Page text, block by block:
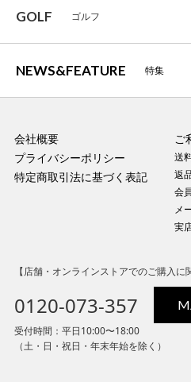
GOLF ゴルフ
NEWS&FEATURE 特集
会社概要
プライバシーポリシー
特定商取引法に基づく表記
ご
送
返
会
メ
実
【店舗・オンラインストアでのご購入に
0120-073-357
受付時間：平日10:00〜18:00
（土・日・祝日・年末年始を除く）